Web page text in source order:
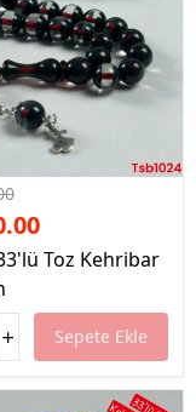
Toz Kehribar
Sepete Ekle